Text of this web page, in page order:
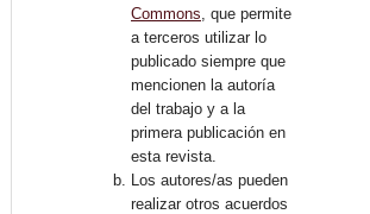
Commons , que permite
a terceros utilizar lo
publicado siempre que
mencionen la autoría
del trabajo y a la
primera publicación en
esta revista.
Los autores/as pueden
realizar otros acuerdos